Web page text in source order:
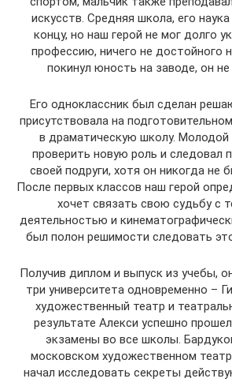
искусств. Средняя школа, его
концу, но наш герой не мог долго
профессию, ничего не достойного
покинул юность на заводе, он не
Его одноклассник был сделан
присутствовала на
в драматическую школу. Молодой
проверить новую роль и следовал
своей подруги, хотя он никогда не
После первых классов наш герой
хочет связать свою судьбу с
деятельностью и
был полон решимости следовать
Получив диплом и выпуск из учебы,
три университета одновременно –
художественный театр и
результате Алекси успешно
экзамены во все школы.
московском художественном
начал исследовать секреты